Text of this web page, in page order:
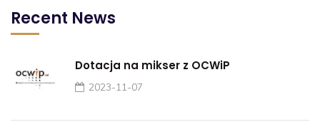
Recent News
Dotacja na mikser z OCWiP
2023-11-07